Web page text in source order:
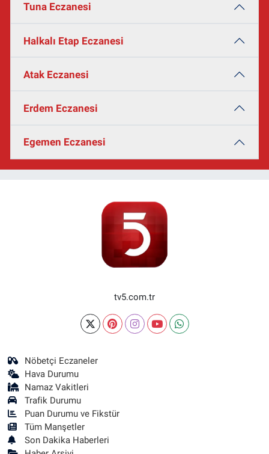
Tuna Eczanesi
Halkalı Etap Eczanesi
Atak Eczanesi
Erdem Eczanesi
Egemen Eczanesi
tv5.com.tr
Nöbetçi Eczaneler
Hava Durumu
Namaz Vakitleri
Trafik Durumu
Puan Durumu ve Fikstür
Tüm Manşetler
Son Dakika Haberleri